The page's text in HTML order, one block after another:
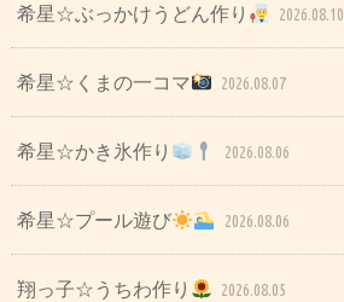
希星☆ぶっかけうどん作り 2026.08.10
希星☆くまの一コマ 2026.08.07
希星☆かき氷作り 2026.08.06
希星☆プール遊び 2026.08.06
翔っ子☆うちわ作り 2026.08.05